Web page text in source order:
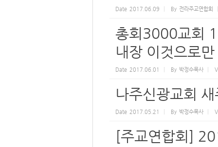
Date 2017.06.09 By 전라주교연합회
총회3000교회
내장 이것으로
Date 2017.06.01 By 박정수목사
나주신광교회
Date 2017.05.21 By 박정수목사
[주교연합회]